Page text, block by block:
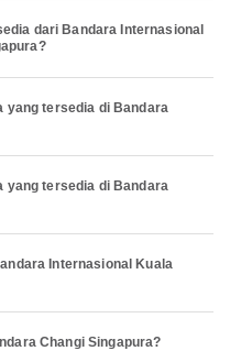
dari Bandara Internasional
yang tersedia di Bandara
yang tersedia di Bandara
Internasional Kuala
Changi Singapura?